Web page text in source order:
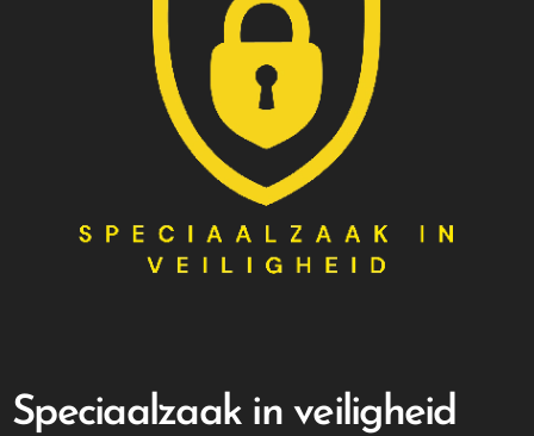
Speciaalzaak in veiligheid